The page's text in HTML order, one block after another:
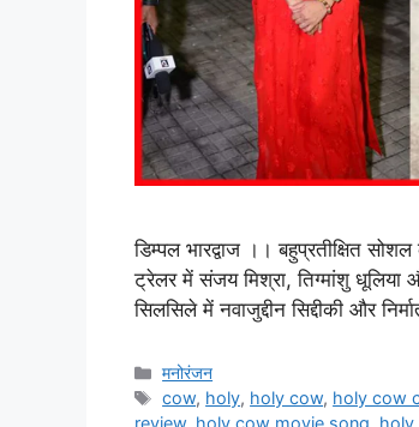
डिम्पल भारद्वाज ।। बहुप्रतीक्षित
ट्रेलर में संजय मिश्रा, तिग्मांशु
सिलसिले में नवाजुद्दीन सिद्दीकी और
मनोरंजन
cow, holy, holy cow, holy cow